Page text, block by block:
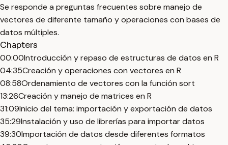
Se responde a preguntas frecuentes sobre manejo de
vectores de diferente tamaño y operaciones con bases de
datos múltiples.
Chapters
00:00Introducción y repaso de estructuras de datos en R
04:35Creación y operaciones con vectores en R
08:58Ordenamiento de vectores con la función sort
13:26Creación y manejo de matrices en R
31:09Inicio del tema: importación y exportación de datos
35:29Instalación y uso de librerías para importar datos
39:30Importación de datos desde diferentes formatos